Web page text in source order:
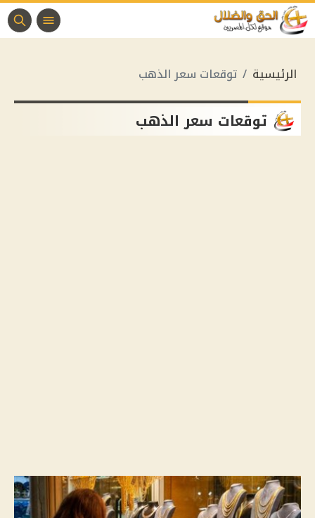
الرئيسية توقعات سعر الذهب
توقعات سعر الذهب